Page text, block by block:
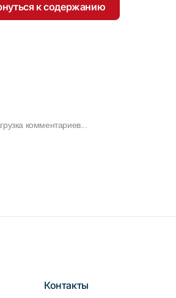
к содержанию
комментариев...
Контакты